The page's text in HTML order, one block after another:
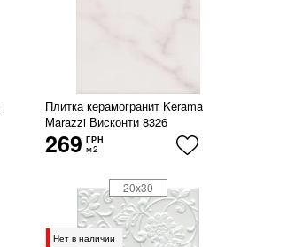
Плитка керамогранит Kerama
Marazzi Висконти 8326
269 ГРН
м2
Нет в наличии
20x30